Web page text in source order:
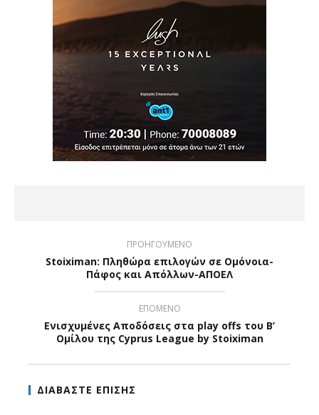
ΠΡΟΗΓΟΥΜΕΝΟ
Stoiximan: Πληθώρα επιλογών σε Ομόνοια-
Πάφος και Απόλλων-ΑΠΟΕΛ
ΕΠΟΜΕΝΟ
Ενισχυμένες Αποδόσεις στα play offs του Β’
Ομίλου της Cyprus League by Stoiximan
ΔΙΑΒΑΣΤΕ ΕΠΙΣΗΣ